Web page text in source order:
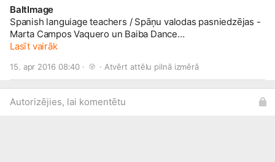
BaltImage
Spanish languiage teachers / Spāņu valodas pasniedzējas -
Marta Campos Vaquero un Baiba Dance
www.facebook.com/1630455670427...
www.facebook.com/BaltImage-163...
Lasīt vairāk
15. apr 2016 08:40 · · Atvērt attēlu pilnā izmērā
Autorizējies, lai komentētu